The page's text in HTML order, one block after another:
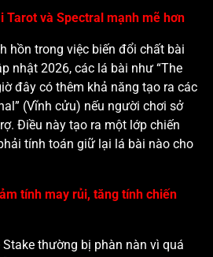
Tarot và Spectral mạnh mẽ hơn
hồn trong việc biến đổi chất bài
nhật 2026, các lá bài như “The
đây có thêm khả năng tạo ra các
(Vĩnh cửu) nếu người chơi sở
Điều này tạo ra một lớp chiến
tính toán giữ lại lá bài nào cho
tính may rủi, tăng tính chiến
thường bị phàn nàn vì quá